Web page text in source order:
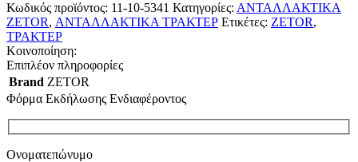
Κωδικός προϊόντος: 11-10-5341 Κατηγορίες: ΑΝΤΑΛΛΑΚΤΙΚΑ
ZETOR, ΑΝΤΑΛΛΑΚΤΙΚΑ ΤΡΑΚΤΕΡ Ετικέτες: ZETOR,
ΤΡΑΚΤΕΡ
Κοινοποίηση:
Επιπλέον πληροφορίες
Brand ZETOR
Φόρμα Εκδήλωσης Ενδιαφέροντος
Ονοματεπώνυμο